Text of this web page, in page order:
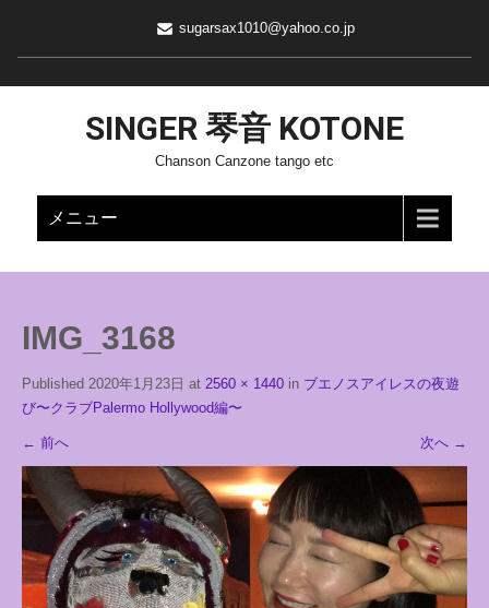
sugarsax1010@yahoo.co.jp
SINGER 琴音 KOTONE
Chanson Canzone tango etc
メニュー
IMG_3168
Published 2020年1月23日 at 2560 × 1440 in ブエノスアイレスの夜遊
び〜クラブPalermo Hollywood編〜
← 前へ 次へ →